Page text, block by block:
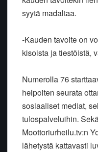
syytä madaltaa.
-Kauden tavoite on
kisoista ja tiestöistä,
Numerolla 76
helpoiten seurata
sosiaaliset mediat,
tulospalveluihin.
Moottoriurheilu.tv:n
lähetystä kattavasti